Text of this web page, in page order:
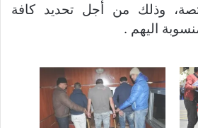
وذلك من أجل تحديد كافة
اليهم .